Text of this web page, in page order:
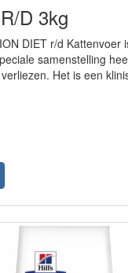
D 3kg
DIET r/d Kattenvoer
samenstelling
Het is een